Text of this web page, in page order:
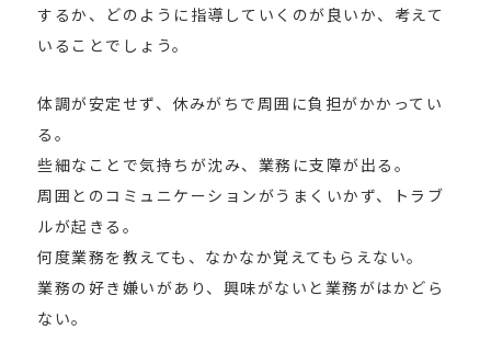
するか、どのように指導していくのが良いか、考えて
いることでしょう。
体調が安定せず、休みがちで周囲に負担がかかってい
る。
些細なことで気持ちが沈み、業務に支障が出る。
周囲とのコミュニケーションがうまくいかず、トラブ
ルが起きる。
何度業務を教えても、なかなか覚えてもらえない。
業務の好き嫌いがあり、興味がないと業務がはかどら
ない。